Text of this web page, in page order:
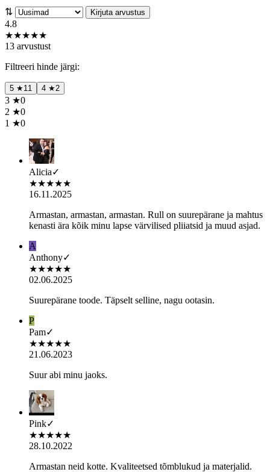
⇅ Kirjuta arvustus
4.8
★★★★★
13 arvustust
Filtreeri hinde järgi:
5 ★11 4 ★2
3 ★0
2 ★0
1 ★0
Alicia✓
★★★★★
16.11.2025
Armastan, armastan, armastan. Rull on suurepärane ja mahtus
kenasti ära kõik minu lapse värvilised pliiatsid ja muud asjad.
A
Anthony✓
★★★★★
02.06.2025
Suurepärane toode. Täpselt selline, nagu ootasin.
P
Pam✓
★★★★★
21.06.2023
Suur abi minu jaoks.
Pink✓
★★★★★
28.10.2022
Armastan neid kotte. Kvaliteetsed tõmblukud ja materjalid.